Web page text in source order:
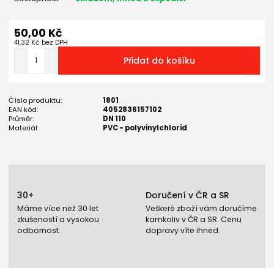
50,00 Kč
41,32 Kč bez DPH
Přidat do košíku
Číslo produktu:
1801
EAN kód:
4052836157102
Průměr:
DN 110
Materiál:
PVC - polyvinylchlorid
30+
Máme více než 30 let
zkušeností a vysokou
odbornost.
Doručení v ČR a SR
Veškeré zboží vám doručíme
kamkoliv v ČR a SR. Cenu
dopravy víte ihned.